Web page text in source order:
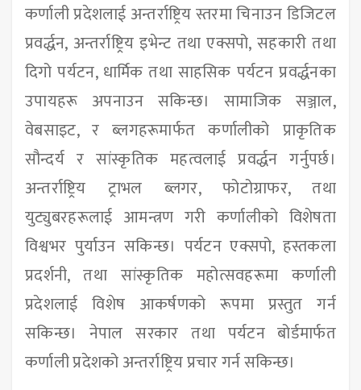
कर्णाली प्रदेशलाई अन्तर्राष्ट्रिय स्तरमा चिनाउन डिजिटल
प्रवर्द्धन, अन्तर्राष्ट्रिय इभेन्ट तथा एक्सपो, सहकारी तथा
दिगो पर्यटन, धार्मिक तथा साहसिक पर्यटन प्रवर्द्धनका
उपायहरू अपनाउन सकिन्छ। सामाजिक सञ्जाल,
वेबसाइट, र ब्लगहरूमार्फत कर्णालीको प्राकृतिक
सौन्दर्य र सांस्कृतिक महत्वलाई प्रवर्द्धन गर्नुपर्छ।
अन्तर्राष्ट्रिय ट्राभल ब्लगर, फोटोग्राफर, तथा
युट्युबरहरूलाई आमन्त्रण गरी कर्णालीको विशेषता
विश्वभर पुर्याउन सकिन्छ। पर्यटन एक्सपो, हस्तकला
प्रदर्शनी, तथा सांस्कृतिक महोत्सवहरूमा कर्णाली
प्रदेशलाई विशेष आकर्षणको रूपमा प्रस्तुत गर्न
सकिन्छ। नेपाल सरकार तथा पर्यटन बोर्डमार्फत
कर्णाली प्रदेशको अन्तर्राष्ट्रिय प्रचार गर्न सकिन्छ।